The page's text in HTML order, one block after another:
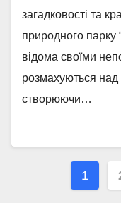
загадковості та
природного парку
відома своїми
розмахуються над
створюючи…
1